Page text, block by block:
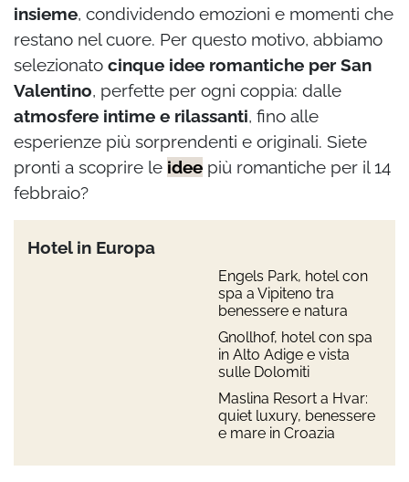
insieme, condividendo emozioni e momenti che
restano nel cuore. Per questo motivo, abbiamo
selezionato cinque idee romantiche per San
Valentino, perfette per ogni coppia: dalle
atmosfere intime e rilassanti, fino alle
esperienze più sorprendenti e originali. Siete
pronti a scoprire le idee più romantiche per il 14
febbraio?
Hotel in Europa
Engels Park, hotel con
spa a Vipiteno tra
benessere e natura
Gnollhof, hotel con spa
in Alto Adige e vista
sulle Dolomiti
Maslina Resort a Hvar:
quiet luxury, benessere
e mare in Croazia